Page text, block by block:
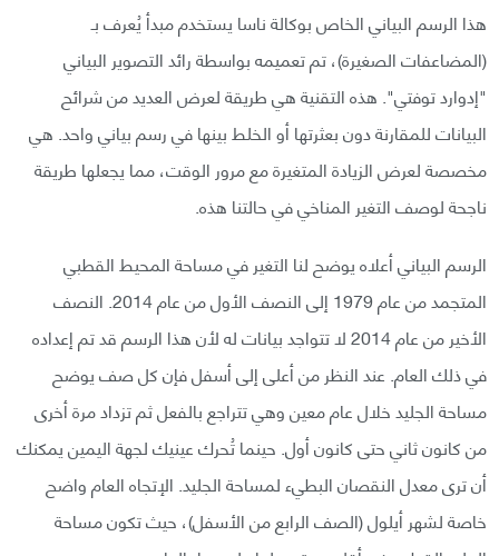
هذا الرسم البياني الخاص بوكالة ناسا يستخدم مبدأ يُعرف بـ
(المضاعفات الصغيرة)، تم تعميمه بواسطة رائد التصوير البياني
"إدوارد توفتي". هذه التقنية هي طريقة لعرض العديد من شرائح
البيانات للمقارنة دون بعثرتها أو الخلط بينها في رسم بياني واحد. هي
مخصصة لعرض الزيادة المتغيرة مع مرور الوقت، مما يجعلها طريقة
ناجحة لوصف التغير المناخي في حالتنا هذه.
الرسم البياني أعلاه يوضح لنا التغير في مساحة المحيط القطبي
المتجمد من عام 1979 إلى النصف الأول من عام 2014. النصف
الأخير من عام 2014 لا تتواجد بيانات له لأن هذا الرسم قد تم إعداده
في ذلك العام. عند النظر من أعلى إلى أسفل فإن كل صف يوضح
مساحة الجليد خلال عام معين وهي تتراجع بالفعل ثم تزداد مرة أخرى
من كانون ثاني حتى كانون أول. حينما تُحرك عينيك لجهة اليمين يمكنك
أن ترى معدل النقصان البطيء لمساحة الجليد. الإتجاه العام واضح
خاصة لشهر أيلول (الصف الرابع من الأسفل)، حيث تكون مساحة